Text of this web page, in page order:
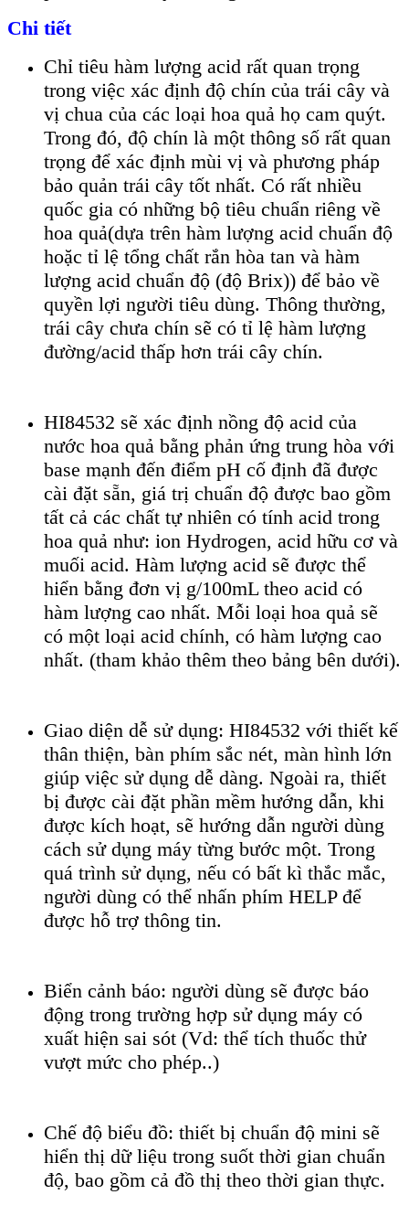
Chi tiết
Chỉ tiêu hàm lượng acid rất quan trọng
trong việc xác định độ chín của trái cây và
vị chua của các loại hoa quả họ cam quýt.
Trong đó, độ chín là một thông số rất quan
trọng để xác định mùi vị và phương pháp
bảo quản trái cây tốt nhất. Có rất nhiều
quốc gia có những bộ tiêu chuẩn riêng về
hoa quả(dựa trên hàm lượng acid chuẩn độ
hoặc tỉ lệ tổng chất rắn hòa tan và hàm
lượng acid chuẩn độ (độ Brix)) để bảo về
quyền lợi người tiêu dùng. Thông thường,
trái cây chưa chín sẽ có tỉ lệ hàm lượng
đường/acid thấp hơn trái cây chín.
HI84532 sẽ xác định nồng độ acid của
nước hoa quả bằng phản ứng trung hòa với
base mạnh đến điểm pH cố định đã được
cài đặt sẵn, giá trị chuẩn độ được bao gồm
tất cả các chất tự nhiên có tính acid trong
hoa quả như: ion Hydrogen, acid hữu cơ và
muối acid. Hàm lượng acid sẽ được thể
hiển bằng đơn vị g/100mL theo acid có
hàm lượng cao nhất. Mỗi loại hoa quả sẽ
có một loại acid chính, có hàm lượng cao
nhất. (tham khảo thêm theo bảng bên dưới).
Giao diện dễ sử dụng: HI84532 với thiết kế
thân thiện, bàn phím sắc nét, màn hình lớn
giúp việc sử dụng dễ dàng. Ngoài ra, thiết
bị được cài đặt phần mềm hướng dẫn, khi
được kích hoạt, sẽ hướng dẫn người dùng
cách sử dụng máy từng bước một. Trong
quá trình sử dụng, nếu có bất kì thắc mắc,
người dùng có thể nhấn phím HELP để
được hỗ trợ thông tin.
Biển cảnh báo: người dùng sẽ được báo
động trong trường hợp sử dụng máy có
xuất hiện sai sót (Vd: thể tích thuốc thử
vượt mức cho phép..)
Chế độ biểu đồ: thiết bị chuẩn độ mini sẽ
hiển thị dữ liệu trong suốt thời gian chuẩn
độ, bao gồm cả đồ thị theo thời gian thực.